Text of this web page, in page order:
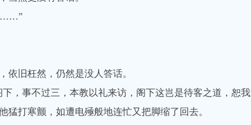
……”
旧枉然，仍然是没人答话。
事不过三，本教以礼来访，阁下这岂是待客之道，恕我
打寒颤，如遭电殛般地连忙又把脚缩了回去。